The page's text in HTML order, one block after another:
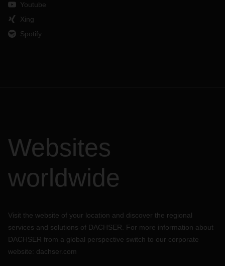
Youtube
Xing
Spotify
Websites
worldwide
Visit the website of your location and discover the regional
services and solutions of DACHSER. For more information about
DACHSER from a global perspective switch to our corporate
website: dachser.com